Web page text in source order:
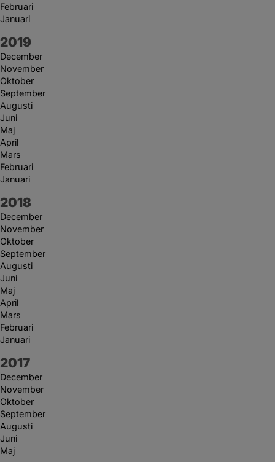
Februari
Januari
År:
2019
December
November
Oktober
September
Augusti
Juni
Maj
April
Mars
Februari
Januari
År:
2018
December
November
Oktober
September
Augusti
Juni
Maj
April
Mars
Februari
Januari
År:
2017
December
November
Oktober
September
Augusti
Juni
Maj